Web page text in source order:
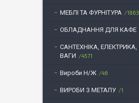
МЕБЛІ ТА ФУРНІТУРА 1863
ОБЛАДНАННЯ ДЛЯ КАФЕ
САНТЕХНІКА, ЕЛЕКТРИКА,
ВАГИ
4571
Вироби Н/Ж 46
ВИРОБИ З МЕТАЛУ 1